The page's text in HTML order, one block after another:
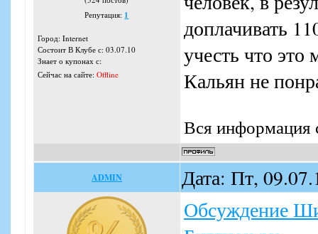
Репутация: 1
Город: Internet
Состоит В Клубе с: 03.07.10
Знает о купонах с:
Сейчас на сайте: Offline
доплачивать
учесть что это
Кальян не
Вся информация
ADMIN Дата: Пт,
Обсуждение